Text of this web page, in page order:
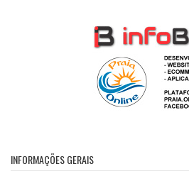
INFORMAÇÕES GERAIS